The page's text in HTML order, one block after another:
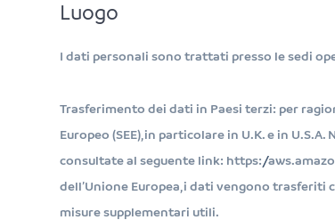
Luogo
I dati personali sono trattati presso le sedi
Trasferimento dei dati in Paesi terzi: per
Europeo (SEE), in particolare in U.K. e in
consultate al seguente link: https://
dell’Unione Europea, i dati vengono
misure supplementari utili.